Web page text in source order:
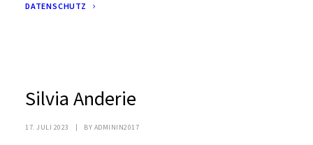
DATENSCHUTZ
Silvia Anderie
17. JULI 2023 | BY ADMININ2017